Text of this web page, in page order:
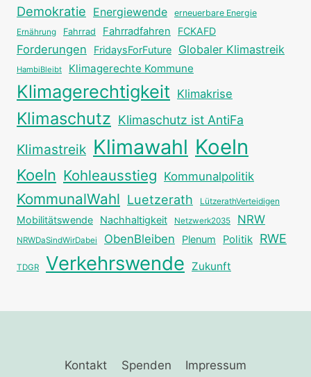
Demokratie Energiewende erneuerbare Energie
Ernährung Fahrrad Fahrradfahren FCKAFD
Forderungen FridaysForFuture Globaler Klimastreik
HambiBleibt Klimagerechte Kommune
Klimagerechtigkeit Klimakrise
Klimaschutz Klimaschutz ist AntiFa
Klimastreik Klimawahl Koeln
Koeln Kohleausstieg Kommunalpolitik
KommunalWahl Luetzerath LützerathVerteidigen
Mobilitätswende Nachhaltigkeit Netzwerk2035 NRW
NRWDaSindWirDabei ObenBleiben Plenum Politik RWE
TDGR Verkehrswende Zukunft
Kontakt Spenden Impressum